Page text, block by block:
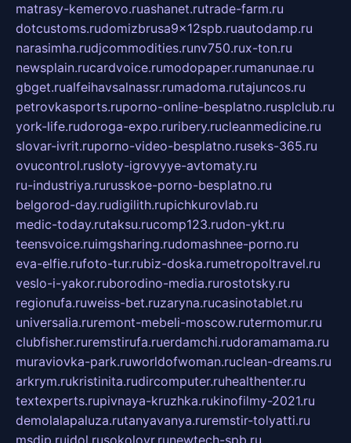
matrasy-kemerovo.ruashanet.rutrade-farm.ru
dotcustoms.rudomizbrusa9x12spb.ruautodamp.ru
narasimha.rudjcommodities.runv750.rux-ton.ru
newsplain.rucardvoice.rumodopaper.rumanunae.ru
gbget.rualfeihavsalnassr.rumadoma.rutajuncos.ru
petrovkasports.ruporno-online-besplatno.rusplclub.ru
york-life.rudoroga-expo.ruribery.rucleanmedicine.ru
slovar-ivrit.ruporno-video-besplatno.ruseks-365.ru
ovucontrol.rusloty-igrovyye-avtomaty.ru
ru-industriya.rurusskoe-porno-besplatno.ru
belgorod-day.rudigilith.rupichkurovlab.ru
medic-today.rutaksu.rucomp123.rudon-ykt.ru
teensvoice.ruimgsharing.rudomashnee-porno.ru
eva-elfie.rufoto-tur.rubiz-doska.rumetropoltravel.ru
veslo-i-yakor.ruborodino-media.rurostotsky.ru
regionufa.ruweiss-bet.ruzaryna.rucasinotablet.ru
universalia.ruremont-mebeli-moscow.rutermomur.ru
clubfisher.ruremstirufa.ruerdamchi.rudoramamama.ru
muraviovka-park.ruworldofwoman.ruclean-dreams.ru
arkrym.rukristinita.rudircomputer.ruhealthenter.ru
textexperts.rupivnaya-kruzhka.rukinofilmy-2021.ru
demolalapaluza.rutanyavanya.ruremstir-tolyatti.ru